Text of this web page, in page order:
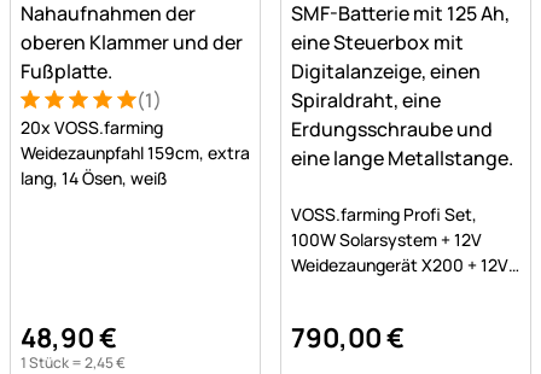
Bewertung: 5 von 5 (1 Bewertungen)
1 Bewertung (1)
20x VOSS.farming
Weidezaunpfahl 159cm, extra
lang, 14 Ösen, weiß
48,90€
1 Stück =2,45€
VOSS.farming Profi Set,
100W Solarsystem + 12V
Weidezaungerät X200 + 12V
790,00€